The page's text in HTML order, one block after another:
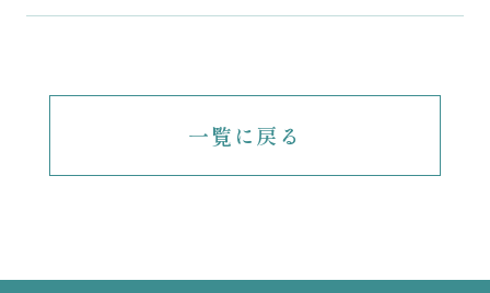
一覧に戻る